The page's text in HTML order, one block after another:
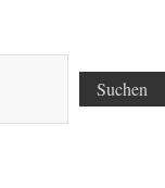
Suchen